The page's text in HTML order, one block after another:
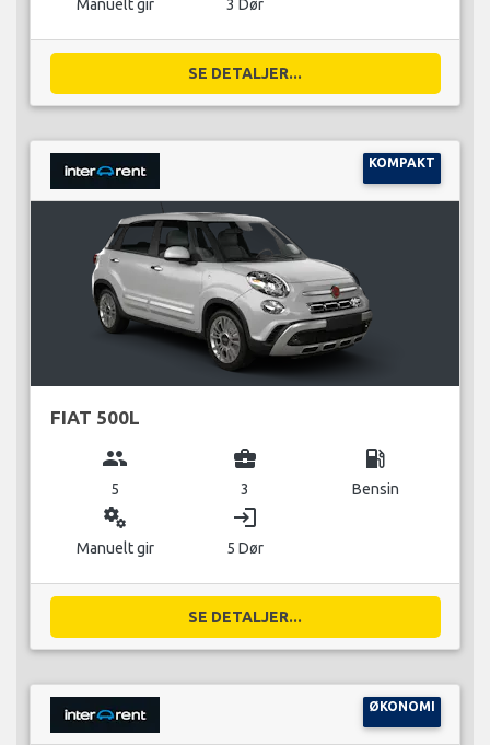
Manuelt gir 3 Dør
SE DETALJER...
KOMPAKT
FIAT 500L
group
5
business_center
3
local_gas_station
Bensin
miscellaneous_services
Manuelt gir
login
5 Dør
SE DETALJER...
ØKONOMI